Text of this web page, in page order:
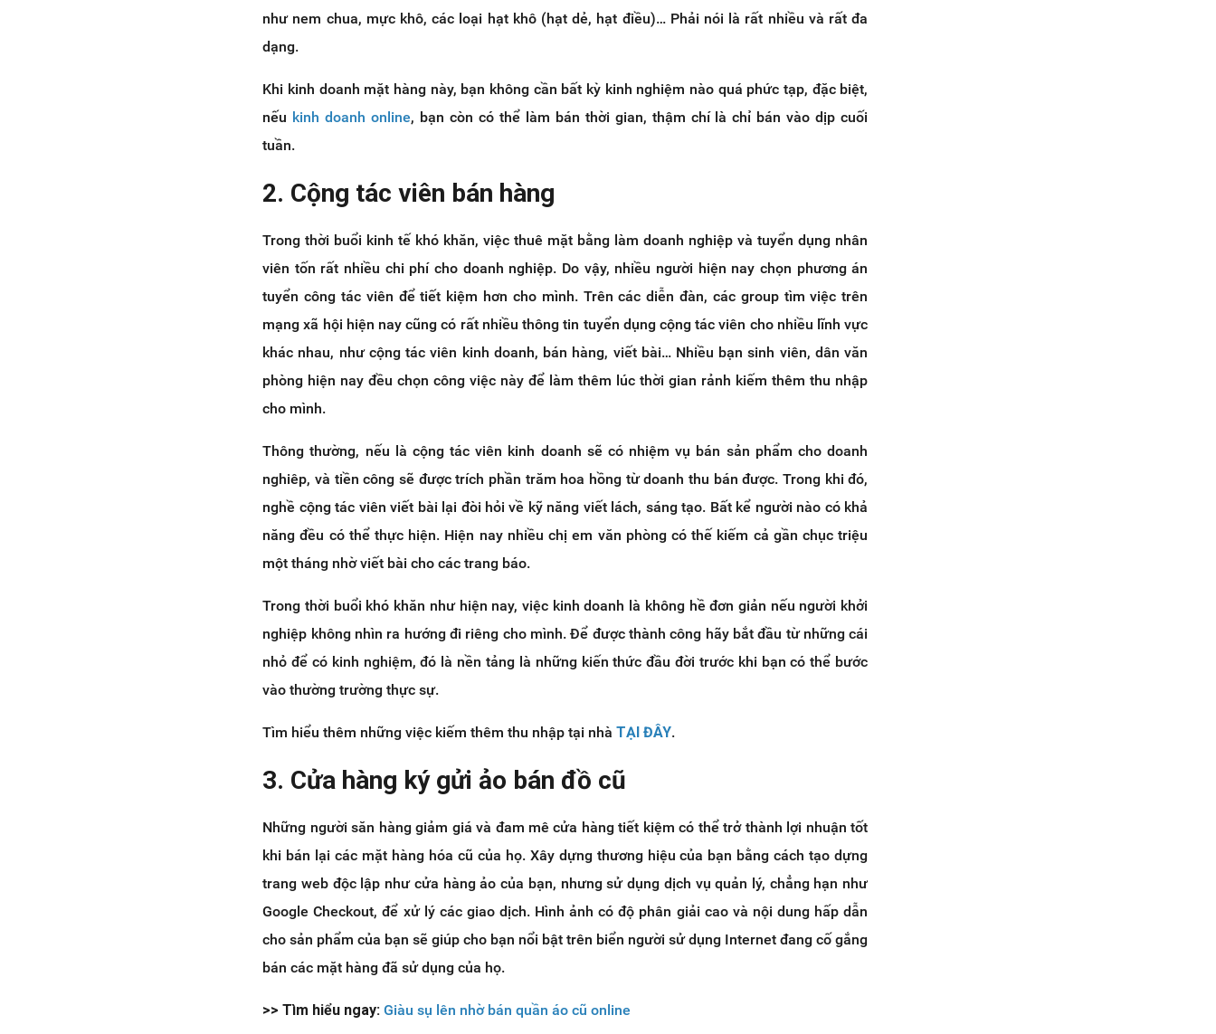
như nem chua, mực khô, các loại hạt khô (hạt dẻ, hạt điều)… Phải nói là rất nhiều và rất đa
dạng.
Khi kinh doanh mặt hàng này, bạn không cần bất kỳ kinh nghiệm nào quá phức tạp, đặc biệt,
nếu kinh doanh online, bạn còn có thể làm bán thời gian, thậm chí là chỉ bán vào dịp cuối
tuần.
2. Cộng tác viên bán hàng
Trong thời buổi kinh tế khó khăn, việc thuê mặt bằng làm doanh nghiệp và tuyển dụng nhân
viên tốn rất nhiều chi phí cho doanh nghiệp. Do vậy, nhiều người hiện nay chọn phương án
tuyển công tác viên để tiết kiệm hơn cho mình. Trên các diễn đàn, các group tìm việc trên
mạng xã hội hiện nay cũng có rất nhiều thông tin tuyển dụng cộng tác viên cho nhiều lĩnh vực
khác nhau, như cộng tác viên kinh doanh, bán hàng, viết bài… Nhiều bạn sinh viên, dân văn
phòng hiện nay đều chọn công việc này để làm thêm lúc thời gian rảnh kiếm thêm thu nhập
cho mình.
Thông thường, nếu là cộng tác viên kinh doanh sẽ có nhiệm vụ bán sản phẩm cho doanh
nghiêp, và tiền công sẽ được trích phần trăm hoa hồng từ doanh thu bán được. Trong khi đó,
nghề cộng tác viên viết bài lại đòi hỏi về kỹ năng viết lách, sáng tạo. Bất kể người nào có khả
năng đều có thể thực hiện. Hiện nay nhiều chị em văn phòng có thế kiếm cả gần chục triệu
một tháng nhờ viết bài cho các trang báo.
Trong thời buổi khó khăn như hiện nay, việc kinh doanh là không hề đơn giản nếu người khởi
nghiệp không nhìn ra hướng đi riêng cho mình. Để được thành công hãy bắt đầu từ những cái
nhỏ để có kinh nghiệm, đó là nền tảng là những kiến thức đầu đời trước khi bạn có thể bước
vào thường trường thực sự.
Tìm hiểu thêm những việc kiếm thêm thu nhập tại nhàTẠI ĐÂY.
3. Cửa hàng ký gửi ảo bán đồ cũ
Những người săn hàng giảm giá và đam mê cửa hàng tiết kiệm có thể trở thành lợi nhuận tốt
khi bán lại các mặt hàng hóa cũ của họ. Xây dựng thương hiệu của bạn bằng cách tạo dựng
trang web độc lập như cửa hàng ảo của bạn, nhưng sử dụng dịch vụ quản lý, chẳng hạn như
Google Checkout, để xử lý các giao dịch. Hình ảnh có độ phân giải cao và nội dung hấp dẫn
cho sản phẩm của bạn sẽ giúp cho bạn nổi bật trên biển người sử dụng Internet đang cố gắng
bán các mặt hàng đã sử dụng của họ.
>> Tìm hiểu ngay:Giàu sụ lên nhờ bán quần áo cũ online